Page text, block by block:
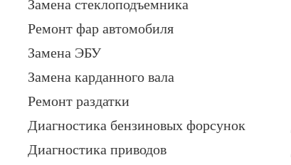
Замена стеклоподъемника
Ремонт фар автомобиля
Замена ЭБУ
Замена карданного вала
Ремонт раздатки
Диагностика бензиновых форсунок
Диагностика приводов